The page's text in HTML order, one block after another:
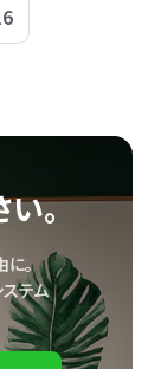
。
。
テム